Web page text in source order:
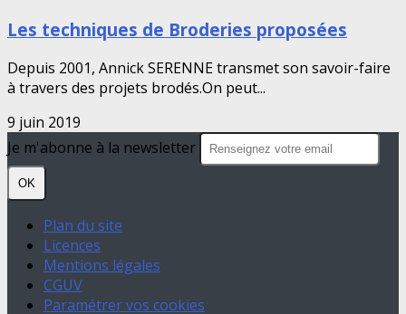
Les techniques de Broderies proposées
Depuis 2001, Annick SERENNE transmet son savoir-faire
à travers des projets brodés.On peut...
9 juin 2019
Je m'abonne à la newsletter
OK
Plan du site
Licences
Mentions légales
CGUV
Paramétrer vos cookies